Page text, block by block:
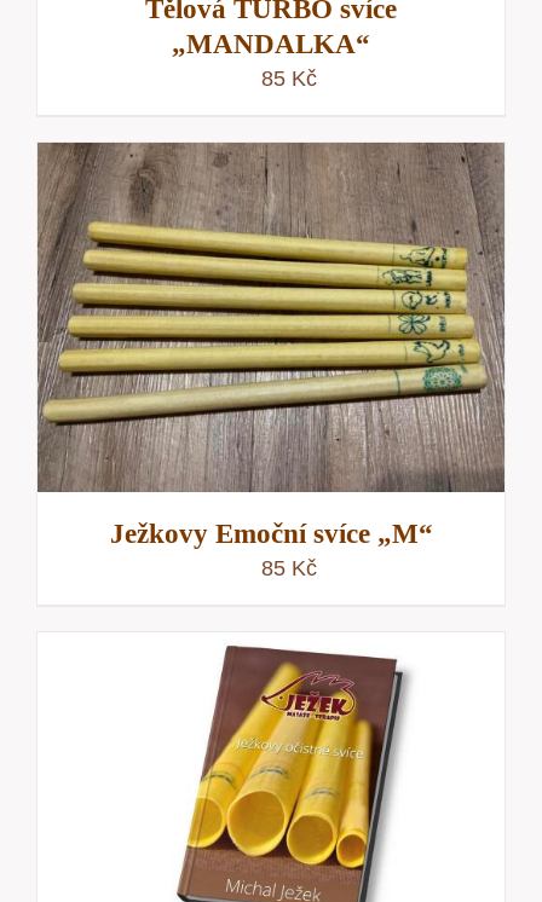
Tělová TURBO svíce
„MANDALKA“
85 Kč
Ježkovy Emoční svíce „M“
85 Kč